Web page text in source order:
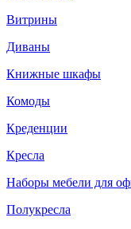
Витрины
Диваны
Книжные шкафы
Комоды
Креденции
Кресла
Наборы мебели для
Полукресла